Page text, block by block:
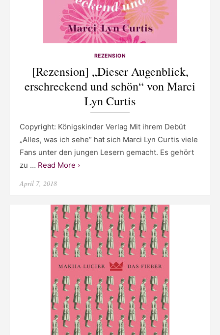
REZENSION
[Rezension] „Dieser Augenblick,
erschreckend und schön“ von Marci
Lyn Curtis
Copyright: Königskinder Verlag Mit ihrem Debüt
„Alles, was ich sehe“ hat sich Marci Lyn Curtis viele
Fans unter den jungen Lesern gemacht. Es gehört
zu … Read More ›
Posted
April 7, 2018